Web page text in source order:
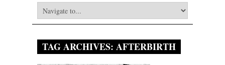
TAG ARCHIVES: AFTERBIRTH